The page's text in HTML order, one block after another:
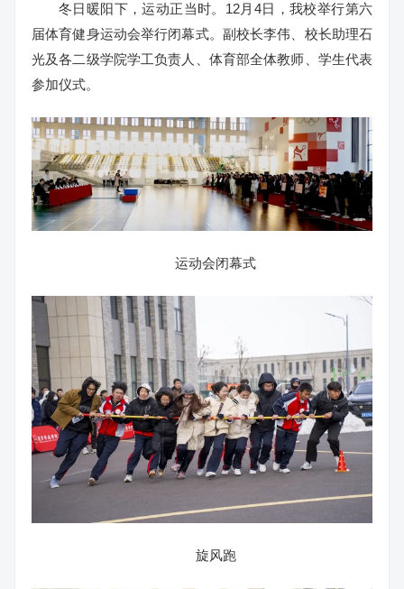
冬日暖阳下，运动正当时。12月4日，我校举行第六
届体育健身运动会举行闭幕式。副校长李伟、校长助理石
光及各二级学院学工负责人、体育部全体教师、学生代表
参加仪式。
运动会闭幕式
旋风跑